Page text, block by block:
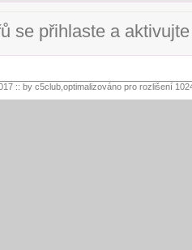
se přihlaste a
:: by c5club,optimalizováno pro rozlišení